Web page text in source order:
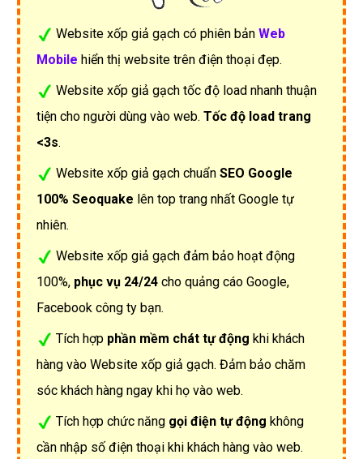
Website xốp giả gạch có phiên bản Web
Mobile hiển thị website trên điện thoại đẹp.
Website xốp giả gạch tốc độ load nhanh thuận
tiện cho người dùng vào web. Tốc độ load trang
<3s.
Website xốp giả gạch chuẩn SEO Google
100% Seoquake lên top trang nhất Google tự
nhiên.
Website xốp giả gạch đảm bảo hoạt động
100%, phục vụ 24/24 cho quảng cáo Google,
Facebook công ty bạn.
Tích hợp phần mềm chát tự động khi khách
hàng vào Website xốp giả gạch. Đảm bảo chăm
sóc khách hàng ngay khi họ vào web.
Tích hợp chức năng gọi điện tự động không
cần nhập số điện thoại khi khách hàng vào web.